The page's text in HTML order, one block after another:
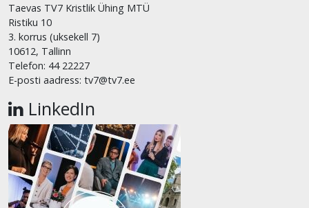
Taevas TV7 Kristlik Ühing MTÜ
Ristiku 10
3. korrus (uksekell 7)
10612, Tallinn
Telefon: 44 22227
E-posti aadress: tv7@tv7.ee
LinkedIn